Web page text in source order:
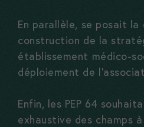
En parallèle, se posait la
construction de la
établissement médico-
déploiement de
Enfin, les PEP 64
exhaustive des champs